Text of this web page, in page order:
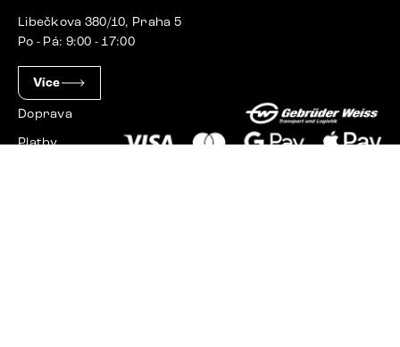
Libečkova 380/10, Praha 5
Po - Pá: 9:00 - 17:00
Více
Doprava
Platby